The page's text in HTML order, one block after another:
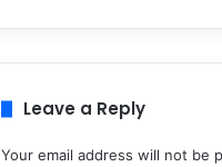
Leave a Reply
Your email address will not be